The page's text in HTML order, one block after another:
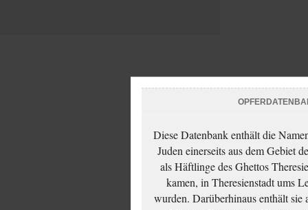
Diese Datenbank enthält die
Juden einerseits aus dem Gebiet
als Häftlinge des Ghettos
kamen, in Theresienstadt ums
wurden. Darüberhinaus enthält